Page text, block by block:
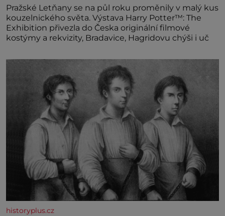
Pražské Letňany se na půl roku proměnily v malý kus
kouzelnického světa. Výstava Harry Potter™: The
Exhibition přivezla do Česka originální filmové
kostýmy a rekvizity, Bradavice, Hagridovu chýši i uč
historyplus.cz